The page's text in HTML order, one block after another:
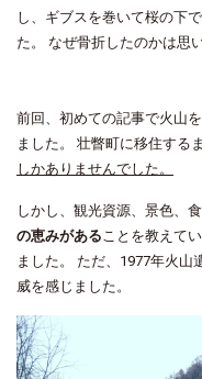
し、ギブスを巻いて桜の下
た。 なぜ骨折したのかは思
前回、初めての記事で火山
ました。 壮瞥町に移住する
しかありませんでした。
しかし、観光資源、景色、
の恵みがあることを教えて
ました。 ただ、1977年火
威を感じました。